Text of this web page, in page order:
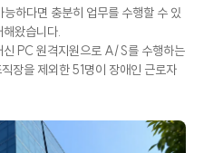
41% 이상이 장애인 근로자로 구성
하다면 충분히 업무를 수행할 수 있
해왔습니다.
PC 원격지원으로 A/S를 수행하는
장을 제외한 51명이 장애인 근로자